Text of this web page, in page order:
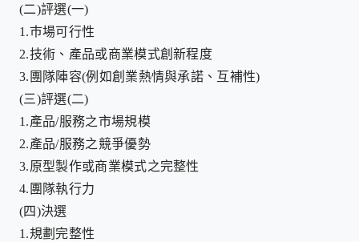
(二)評選(一)
1.巿場可行性
2.技術、產品或商業模式創新程度
3. 團隊陣容(例如創業熱情與承諾、互補性)
(三)評選(二)
1.產品/服務之市場規模
2.產品/服務之競爭優勢
3.原型製作或商業模式之完整性
4. 團隊執行力
(四)決選
1.規劃完整性